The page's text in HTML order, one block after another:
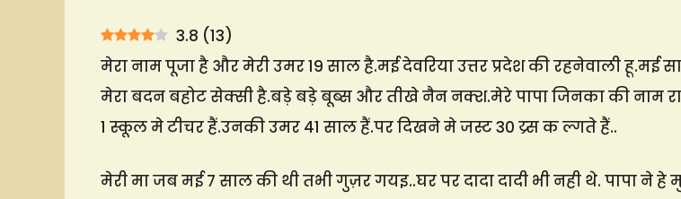
3.8 (13)
मेरा नाम पूजा है और मेरी उमर 19 साल है.मई देवरिया उत्तर प्रदेश की रहनेवाली हू.मई
मेरा बदन बहोट सेक्सी है.बड़े बड़े बूब्स और तीखे नैन नक्श.मेरे पापा जिनका की नाम
1 स्कूल मे टीचर हैं.उनकी उमर 41 साल हैं.पर दिखने मे जस्ट 30 य्र्स क ल्गते हैं..
मेरी मा जब मई 7 साल की थी तभी गुज़र गयइ..घर पर दादा दादी भी नही थे. पापा ने हे